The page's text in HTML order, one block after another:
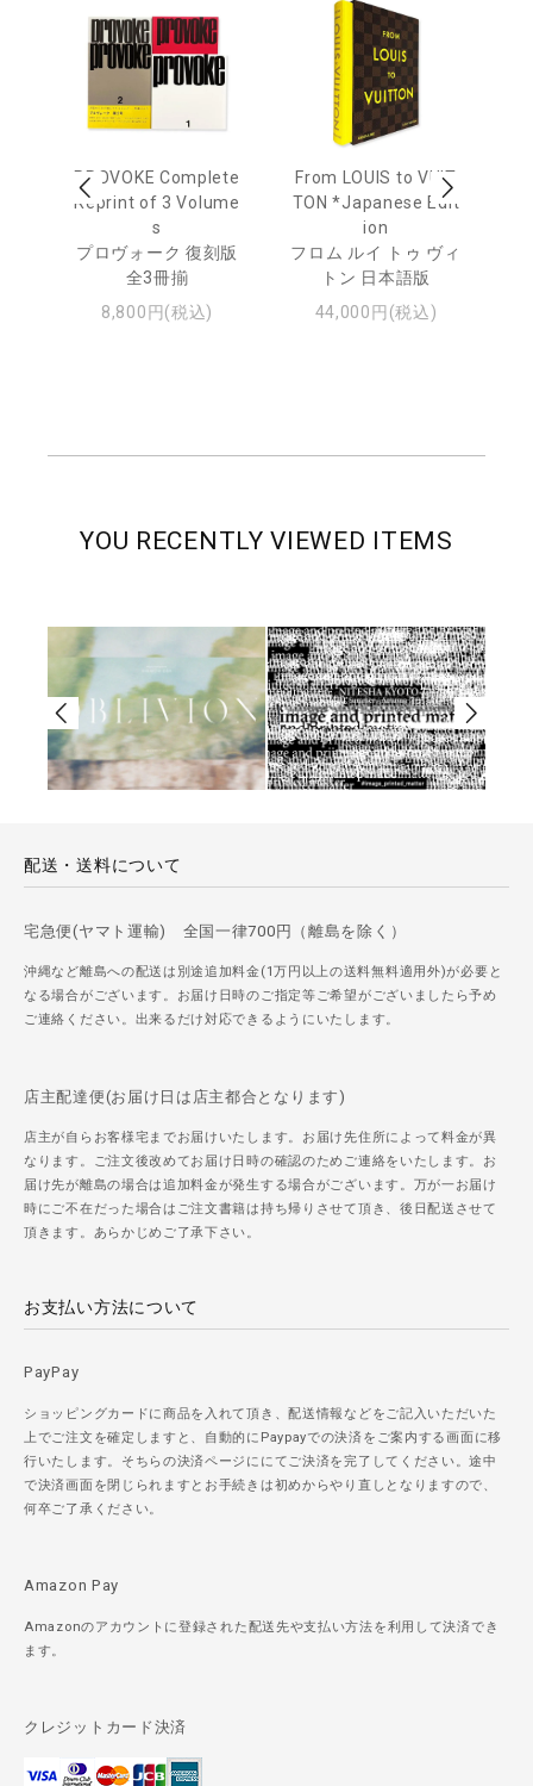
PROVOKE Complete
Reprint of 3 Volume
s
プロヴォーク 復刻版
全3冊揃
8,800円(税込)
From LOUIS to VUIT
TON *Japanese Edit
ion
フロム ルイ トゥ ヴィ
トン 日本語版
44,000円(税込)
YOU RECENTLY VIEWED ITEMS
配送・送料について
宅急便(ヤマト運輸) 全国一律700円（離島を除く）
沖縄など離島への配送は別途追加料金(1万円以上の送料無料適用外)が必要と
なる場合がございます。お届け日時のご指定等ご希望がございましたら予め
ご連絡ください。出来るだけ対応できるようにいたします。
店主配達便(お届け日は店主都合となります)
店主が自らお客様宅までお届けいたします。お届け先住所によって料金が異
なります。ご注文後改めてお届け日時の確認のためご連絡をいたします。お
届け先が離島の場合は追加料金が発生する場合がございます。万が一お届け
時にご不在だった場合はご注文書籍は持ち帰りさせて頂き、後日配送させて
頂きます。あらかじめご了承下さい。
お支払い方法について
PayPay
ショッピングカードに商品を入れて頂き、配送情報などをご記入いただいた
上でご注文を確定しますと、自動的にPaypayでの決済をご案内する画面に移
行いたします。そちらの決済ページににてご決済を完了してください。途中
で決済画面を閉じられますとお手続きは初めからやり直しとなりますので、
何卒ご了承ください。
Amazon Pay
Amazonのアカウントに登録された配送先や支払い方法を利用して決済でき
ます。
クレジットカード決済